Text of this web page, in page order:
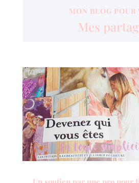
MON BLOG POUR
Mes